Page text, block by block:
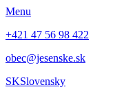
Menu
+421 47 56 98 422
obec@jesenske.sk
SKSlovensky